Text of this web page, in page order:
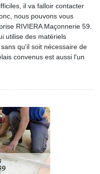
il va falloir contacter
nous pouvons vous
RIVIERA Maçonnerie 59.
utilise des matériels
qu'il soit nécessaire de
convenus est aussi l'un